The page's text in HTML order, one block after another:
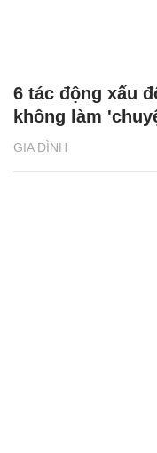
GIA ĐÌNH
6 tác động xấu
không làm